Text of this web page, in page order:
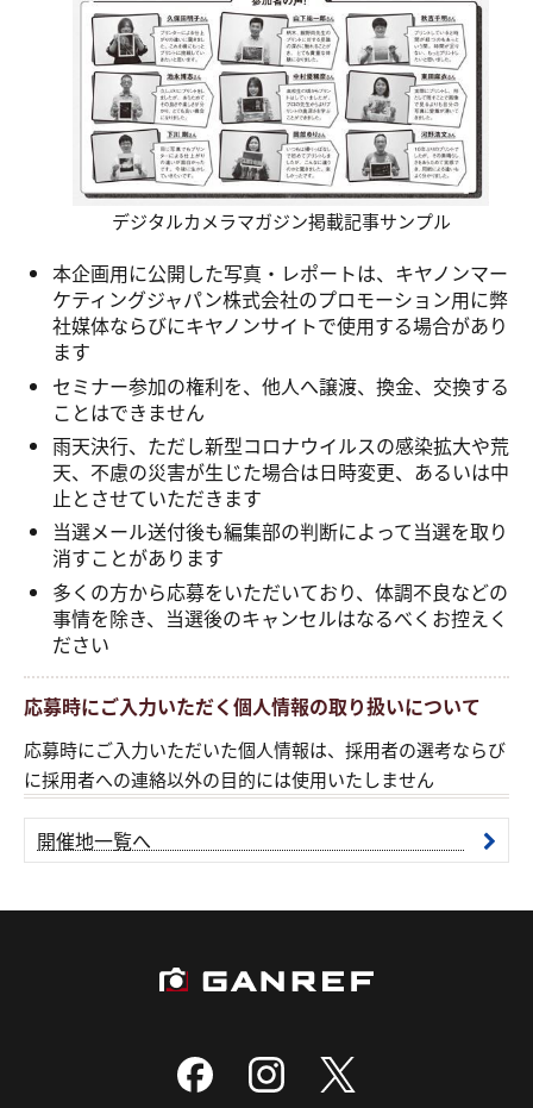
デジタルカメラマガジン掲載記事サンプル
本企画用に公開した写真・レポートは、キヤノンマー
ケティングジャパン株式会社のプロモーション用に弊
社媒体ならびにキヤノンサイトで使用する場合があり
ます
セミナー参加の権利を、他人へ譲渡、換金、交換する
ことはできません
雨天決行、ただし新型コロナウイルスの感染拡大や荒
天、不慮の災害が生じた場合は日時変更、あるいは中
止とさせていただきます
当選メール送付後も編集部の判断によって当選を取り
消すことがあります
多くの方から応募をいただいており、体調不良などの
事情を除き、当選後のキャンセルはなるべくお控えく
ださい
応募時にご入力いただく個人情報の取り扱いについて
応募時にご入力いただいた個人情報は、採用者の選考ならび
に採用者への連絡以外の目的には使用いたしません
開催地一覧へ